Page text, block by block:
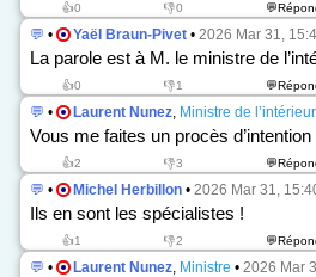
👍0 👎0
💬 • Yaël Braun-Pivet • 2026 Mar 31,
La parole est à M. le ministre de
👍0 👎1
💬 • Laurent Nunez, Ministre de l’intérieur
Vous me faites un procès d’intention
👍2 👎3
💬 • Michel Herbillon • 2026 Mar 31,
Ils en sont les spécialistes !
👍1 👎2
💬 • Laurent Nunez, Ministre • 2026 Mar